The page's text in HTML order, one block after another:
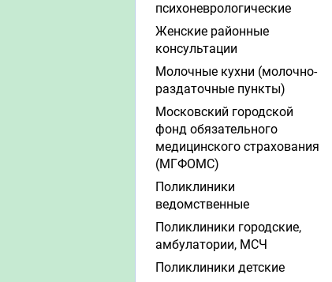
психоневрологические
Женские районные
консультации
Молочные кухни (молочно-
раздаточные пункты)
Московский городской
фонд обязательного
медицинского страхования
(МГФОМС)
Поликлиники
ведомственные
Поликлиники городские,
амбулатории, МСЧ
Поликлиники детские